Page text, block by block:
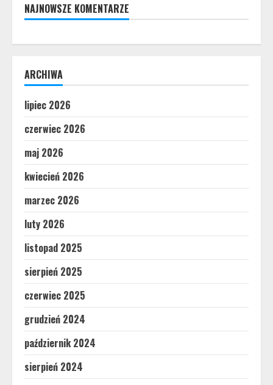
NAJNOWSZE KOMENTARZE
ARCHIWA
lipiec 2026
czerwiec 2026
maj 2026
kwiecień 2026
marzec 2026
luty 2026
listopad 2025
sierpień 2025
czerwiec 2025
grudzień 2024
październik 2024
sierpień 2024